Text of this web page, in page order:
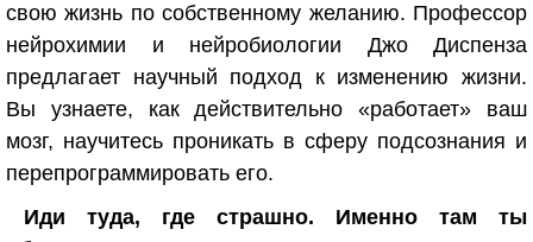
свою жизнь по собственному желанию. Профессор
нейрохимии и нейробиологии Джо Диспенза
предлагает научный подход к изменению жизни.
Вы узнаете, как действительно «работает» ваш
мозг, научитесь проникать в сферу подсознания и
перепрограммировать его.
Иди туда, где страшно. Именно там ты